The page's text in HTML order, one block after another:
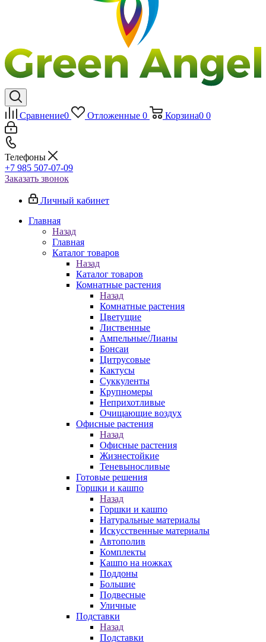
Сравнение0 Отложенные 0 Корзина0 0
Телефоны
+7 985 507-07-09
Заказать звонок
Личный кабинет
Главная
Назад
Главная
Каталог товаров
Назад
Каталог товаров
Комнатные растения
Назад
Комнатные растения
Цветущие
Лиственные
Ампельные/Лианы
Бонсаи
Цитрусовые
Кактусы
Суккуленты
Крупномеры
Неприхотливые
Очищающие воздух
Офисные растения
Назад
Офисные растения
Жизнестойкие
Теневыносливые
Готовые решения
Горшки и кашпо
Назад
Горшки и кашпо
Натуральные материалы
Искусственные материалы
Автополив
Комплекты
Кашпо на ножках
Поддоны
Большие
Подвесные
Уличные
Подставки
Назад
Подставки